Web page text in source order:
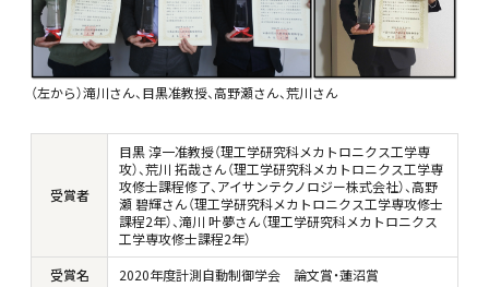
（左から）滝川さん、目黒准教授、高野瀬さん、荒川さん
受賞者
目黒 淳一准教授（理工学研究科メカトロニクス工学専
攻）、荒川 拓哉さん（理工学研究科メカトロニクス工学専
攻修士課程修了、アイサンテクノロジー株式会社）、高野
瀬 碧輝さん（理工学研究科メカトロニクス工学専攻修士
課程2年）、滝川 叶夢さん（理工学研究科メカトロニクス
工学専攻修士課程2年）
受賞名
2020年度計測自動制御学会 論文賞・蓮沼賞